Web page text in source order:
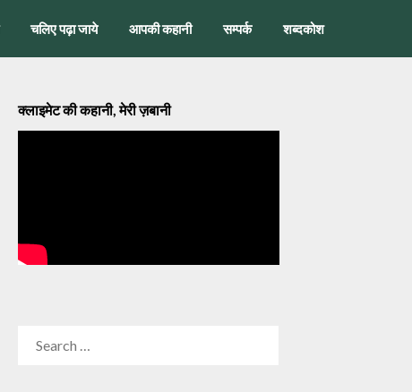
चलिए पढ़ा जाये आपकी कहानी सम्पर्क शब्दकोश
क्लाइमेट की कहानी, मेरी ज़बानी